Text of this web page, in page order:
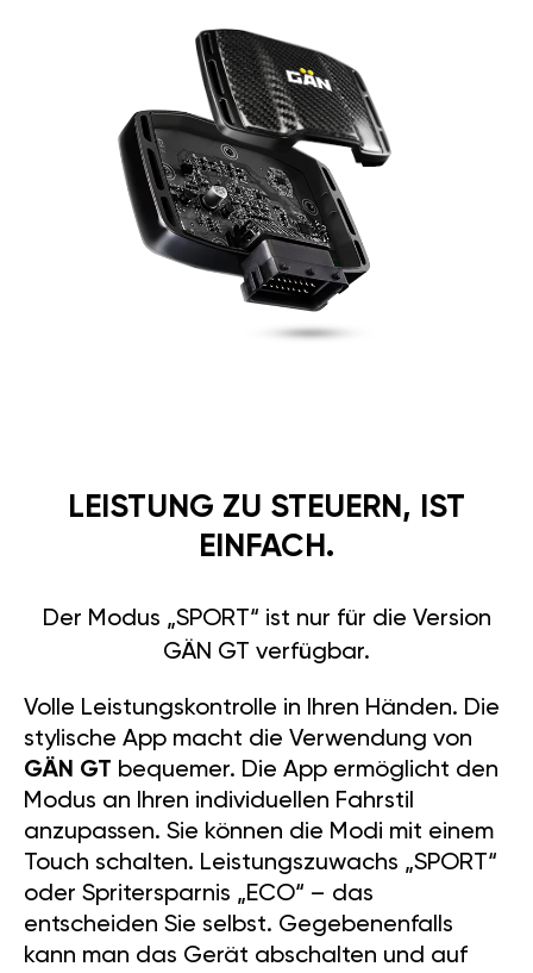
LEISTUNG ZU STEUERN, IST
EINFACH.
Der Modus „SPORT“ ist nur für die Version
GÄN GT verfügbar.
Volle Leistungskontrolle in Ihren Händen. Die
stylische App macht die Verwendung von
GÄN GT bequemer. Die App ermöglicht den
Modus an Ihren individuellen Fahrstil
anzupassen. Sie können die Modi mit einem
Touch schalten. Leistungszuwachs „SPORT“
oder Spritersparnis „ECO“ – das
entscheiden Sie selbst. Gegebenenfalls
kann man das Gerät abschalten und auf